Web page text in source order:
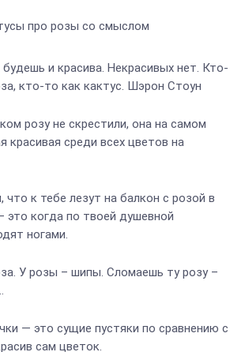
и красива. Некрасивых нет. Кто-
кто-то как кактус. Шэрон Стоун
розу не скрестили, она на самом
красивая среди всех цветов на
к тебе лезут на балкон с розой в
это когда по твоей душевной
ногами.
У розы – шипы. Сломаешь ту розу –
— это сущие пустяки по сравнению с
сам цветок.